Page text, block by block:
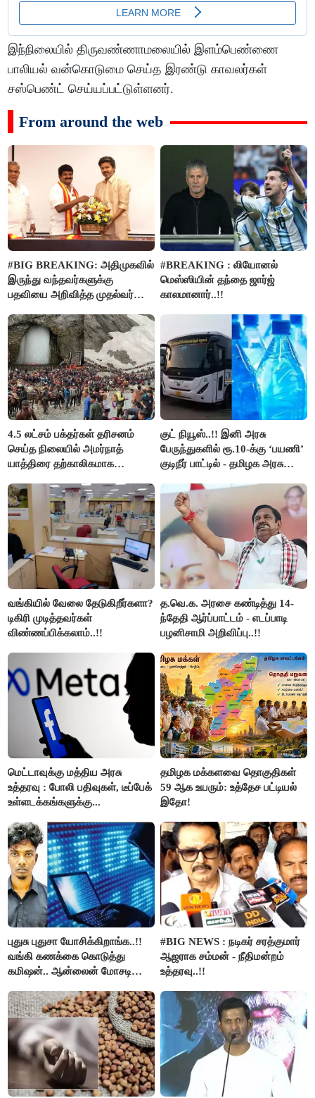
இந்நிலையில் திருவண்ணாமலையில் இளம்பெண்ணை
பாலியல் வன்கொடுமை செய்த இரண்டு காவலர்கள்
சஸ்பெண்ட் செய்யப்பட்டுள்ளனர்.
From around the web
#BIG BREAKING: அதிமுகவில்
இருந்து வந்தவர்களுக்கு
பதவியை அறிவித்த முதல்வர்
#BREAKING : லியோனல்
மெஸ்ஸியின் தந்தை ஜார்ஜ்
காலமானார்..!!
4.5 லட்சம் பக்தர்கள் தரிசனம்
செய்த நிலையில் அமர்நாத்
யாத்திரை தற்காலிகமாக
குட் நியூஸ்..!! இனி அரசு
பேருந்துகளில் ரூ.10-க்கு ‘பயணி’
குடிநீர் பாட்டில் - தமிழக அரசு
வங்கியில் வேலை தேடுகிறீர்களா?
டிகிரி முடித்தவர்கள்
விண்ணப்பிக்கலாம்..!!
த.வெ.க. அரசை கண்டித்து 14-
ந்தேதி ஆர்ப்பாட்டம் - எடப்பாடி
பழனிசாமி அறிவிப்பு..!!
மெட்டாவுக்கு மத்திய அரசு
உத்தரவு : போலி பதிவுகள், டீப்பேக்
உள்ளடக்கங்களுக்கு...
தமிழக மக்களவை தொகுதிகள்
59 ஆக உயரும்: உத்தேச பட்டியல்
இதோ!
புதுசு புதுசா யோசிக்கிறாங்க..!!
வங்கி கணக்கை கொடுத்து
கமிஷன்.. ஆன்லைன் மோசடி
கைது..!!
#BIG NEWS : நடிகர் சரத்குமார்
ஆஜராக சம்மன் - நீதிமன்றம்
உத்தரவு..!!